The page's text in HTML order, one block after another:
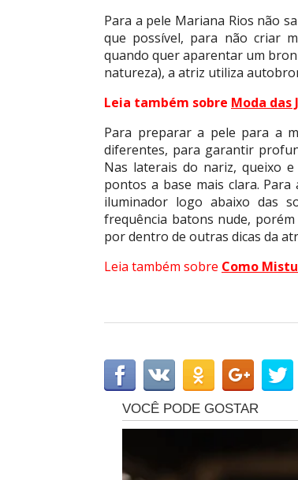
Para a pele Mariana Rios não
que possível, para não criar
quando quer aparentar um
natureza), a atriz utiliza
Leia também sobre Moda das
Para preparar a pele para a
diferentes, para garantir
Nas laterais do nariz, queixo
pontos a base mais clara.
iluminador logo abaixo das
frequência batons nude,
por dentro de outras dicas da
Leia também sobre Como